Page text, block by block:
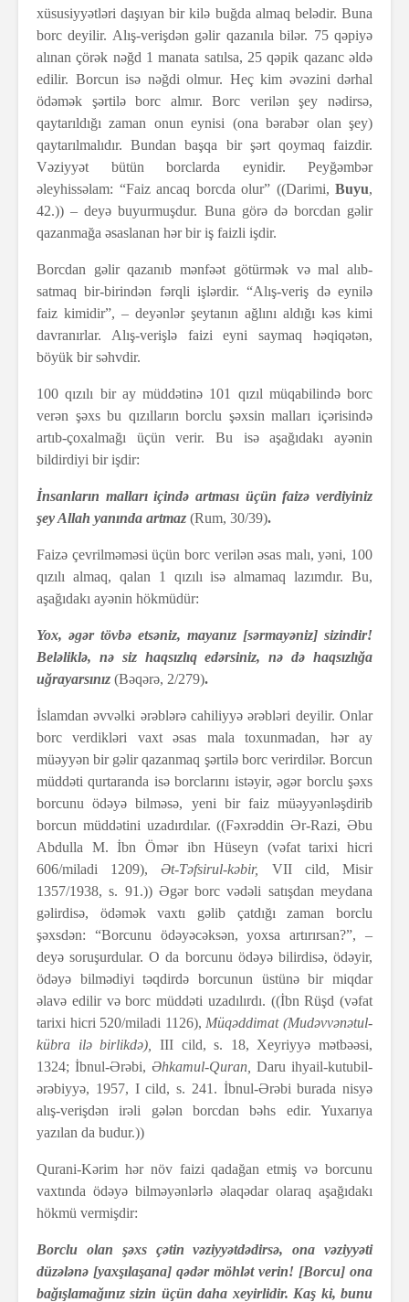
xüsusiyyətləri daşıyan bir kilə buğda almaq belədir. Buna
borc deyilir. Alış-verişdən gəlir qazanıla bilər. 75 qəpiyə
alınan çörək nəğd 1 manata satılsa, 25 qəpik qazanc əldə
edilir. Borcun isə nəğdi olmur. Heç kim əvəzini dərhal
ödəmək şərtilə borc almır. Borc verilən şey nədirsə,
qaytarıldığı zaman onun eynisi (ona bərabər olan şey)
qaytarılmalıdır. Bundan başqa bir şərt qoymaq faizdir.
Vəziyyət bütün borclarda eynidir. Peyğəmbər
əleyhissəlam: “Faiz ancaq borcda olur” ((Darimi, Buyu,
42.)) – deyə buyurmuşdur. Buna görə də borcdan gəlir
qazanmağa əsaslanan hər bir iş faizli işdir.
Borcdan gəlir qazanıb mənfəət götürmək və mal alıb-
satmaq bir-birindən fərqli işlərdir. “Alış-veriş də eynilə
faiz kimidir”, – deyənlər şeytanın ağlını aldığı kəs kimi
davranırlar. Alış-verişlə faizi eyni saymaq həqiqətən,
böyük bir səhvdir.
100 qızılı bir ay müddətinə 101 qızıl müqabilində borc
verən şəxs bu qızılların borclu şəxsin malları içərisində
artıb-çoxalmağı üçün verir. Bu isə aşağıdakı ayənin
bildirdiyi bir işdir:
İnsanların malları içində artması üçün faizə verdiyiniz
şey Allah yanında artmaz (Rum, 30/39).
Faizə çevrilməməsi üçün borc verilən əsas malı, yəni, 100
qızılı almaq, qalan 1 qızılı isə almamaq lazımdır. Bu,
aşağıdakı ayənin hökmüdür:
Yox, əgər tövbə etsəniz, mayanız [sərmayəniz] sizindir!
Beləliklə, nə siz haqsızlıq edərsiniz, nə də haqsızlığa
uğrayarsınız (Bəqərə, 2/279).
İslamdan əvvəlki ərəblərə cahiliyyə ərəbləri deyilir. Onlar
borc verdikləri vaxt əsas mala toxunmadan, hər ay
müəyyən bir gəlir qazanmaq şərtilə borc verirdilər. Borcun
müddəti qurtaranda isə borclarını istəyir, əgər borclu şəxs
borcunu ödəyə bilməsə, yeni bir faiz müəyyənləşdirib
borcun müddətini uzadırdılar. ((Fəxrəddin Ər-Razi, Əbu
Abdulla M. İbn Ömər ibn Hüseyn (vəfat tarixi hicri
606/miladi 1209), Ət-Təfsirul-kəbir, VII cild, Misir
1357/1938, s. 91.)) Əgər borc vədəli satışdan meydana
gəlirdisə, ödəmək vaxtı gəlib çatdığı zaman borclu
şəxsdən: “Borcunu ödəyəcəksən, yoxsa artırırsan?”, –
deyə soruşurdular. O da borcunu ödəyə bilirdisə, ödəyir,
ödəyə bilmədiyi təqdirdə borcunun üstünə bir miqdar
əlavə edilir və borc müddəti uzadılırdı. ((İbn Rüşd (vəfat
tarixi hicri 520/miladi 1126), Müqəddimat (Mudəvvənətul-
kübra ilə birlikdə),
III cild, s. 18, Xeyriyyə mətbəəsi,
1324; İbnul-Ərəbi, Əhkamul-Quran, Daru ihyail-kutubil-
ərəbiyyə, 1957, I cild, s. 241. İbnul-Ərəbi burada nisyə
alış-verişdən irəli gələn borcdan bəhs edir. Yuxarıya
yazılan da budur.))
Qurani-Kərim hər növ faizi qadağan etmiş və borcunu
vaxtında ödəyə bilməyənlərlə əlaqədar olaraq aşağıdakı
hökmü vermişdir:
Borclu olan şəxs çətin vəziyyətdədirsə, ona vəziyyəti
düzələnə [yaxşılaşana] qədər möhlət verin! [Borcu] ona
bağışlamağınız sizin üçün daha xeyirlidir. Kaş ki, bunu